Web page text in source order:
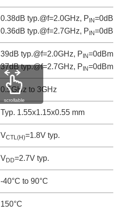
0.38dB typ.@f=2.0GHz, P IN=0dBm
0.36dB typ.@f=2.7GHz, P IN=0dBm
39dB typ.@f=2.0GHz, P IN=0dBm
37dB typ.@f=2.7GHz, P IN=0dBm
0.5GHz to 3GHz
Typ. 1.55x1.15x0.55 mm
VCTL(H)=1.8V typ.
VDD=2.7V typ.
-40°C to 90°C
150°C
scrollable